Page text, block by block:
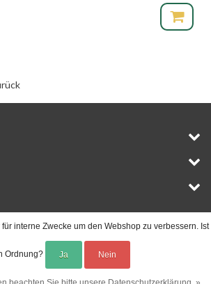
interne Zwecke um den Webshop zu verbessern. Ist
Ordnung? Ja Nein